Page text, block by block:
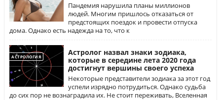
Пандемия нарушила планы миллионов
людей. Многим пришлось отказаться от
предстоящих поездок и провести отпуска
дома. Однако есть надежда на то, что к
АСТРОЛОГИЯ
Астролог назвал знаки зодиака,
которые в середине лета 2020 года
достигнут вершины своего успеха
Некоторые представители зодиака за этот год
успели изрядно потрудиться. Однако судьба
до сих пор не вознаградила их. Не стоит переживать, Вселенная